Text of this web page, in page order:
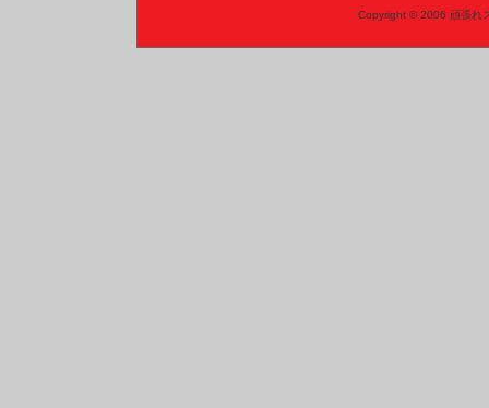
Copyright © 2006 頑張れ